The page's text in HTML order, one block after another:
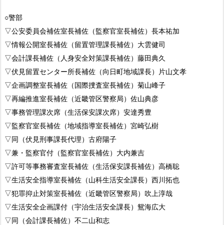
○警部
▽公安委員会補佐室長補佐（監察官室長補佐）長本祐加
▽情報公開室長補佐（留置管理課長補佐）大雲健司
▽会計課長補佐（人身安全対策課長補佐）藤田典久
▽伏見留置センター所長補佐（向日町地域課長）片山文孝
▽企画調整室長補佐（国際捜査室長補佐）菊山峰子
▽再編推進室長補佐（近畿管区警察局）佐山典彦
▽事務管理課次席（生活保安課次席）安達秀豊
▽監察官室長補佐（地域指導室長補佐）宮崎弘樹
▽同（伏見刑事課長代理）古府陽子
▽兼・監察官付（監察官室長補佐）大内兼吉
▽許可等事務審査室長補佐（生活保安課長補佐）高橋聡
▽生活安全指導室長補佐（山科生活安全課長）西川拓也
▽犯罪抑止対策室長補佐（近畿管区警察局）吹上淳哉
▽生活安全企画課付（宇治生活安全課長）鴛海広大
▽同（会計課長補佐）不二山和志